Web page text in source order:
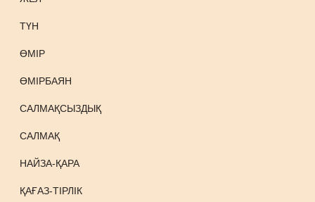
ТҮН
ӨМІР
ӨМІРБАЯН
САЛМАҚСЫЗДЫҚ
САЛМАҚ
НАЙЗА-ҚАРА
ҚАҒАЗ-ТІРЛІК